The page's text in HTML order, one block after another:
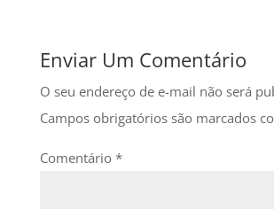
Enviar Um Comentário
O seu endereço de e-mail não será
Campos obrigatórios são marcados
Comentário *